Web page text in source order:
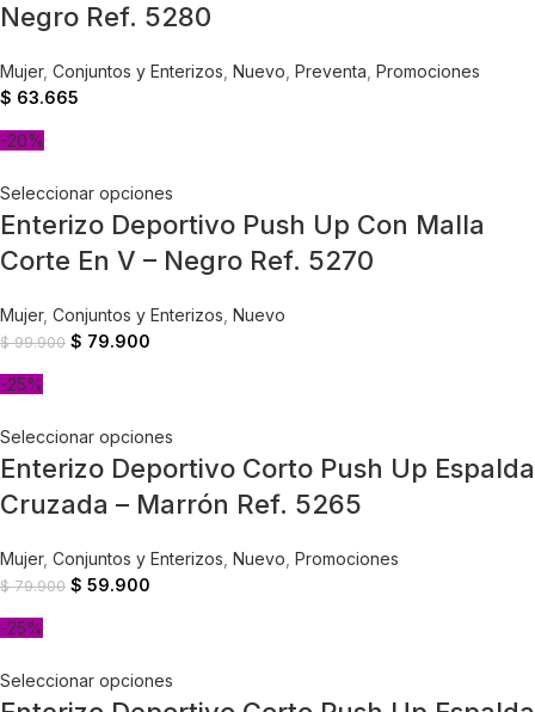
Negro Ref. 5280
Mujer, Conjuntos y Enterizos Nuevo Preventa Promociones
$ 63.665
-20%
Seleccionar opciones
Enterizo Deportivo Push Up Con Malla
Corte En V – Negro Ref. 5270
Mujer, Conjuntos y Enterizos Nuevo
$99.900 $ 79.900
-25%
Seleccionar opciones
Enterizo Deportivo Corto Push Up Espalda
Cruzada – Marrón Ref. 5265
Mujer, Conjuntos y Enterizos Nuevo Promociones
$79.900 $ 59.900
-25%
Seleccionar opciones